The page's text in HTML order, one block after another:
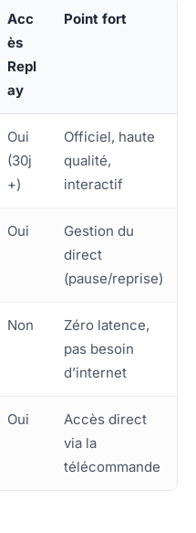
Acc
ès
Repl
ay
Point fort
Oui
(30j
+)
Officiel, haute
qualité,
interactif
Oui
Gestion du
direct
(pause/reprise)
Non
Zéro latence,
pas besoin
d’internet
Oui
Accès direct
via la
télécommande